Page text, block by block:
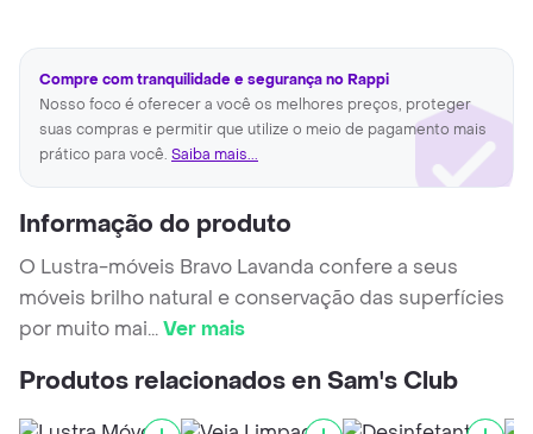
Compre com tranquilidade e segurança no Rappi
Nosso foco é oferecer a você os melhores preços, proteger
suas compras e permitir que utilize o meio de pagamento mais
prático para você. Saiba mais...
Informação do produto
O Lustra-móveis Bravo Lavanda confere a seus
móveis brilho natural e conservação das superfícies
por muito mai...Ver mais
Produtos relacionados en Sam's Club